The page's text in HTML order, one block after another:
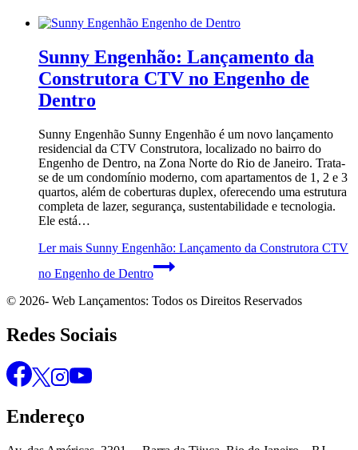
Sunny Engenhão: Lançamento da
Construtora CTV no Engenho de
Dentro
Sunny Engenhão Sunny Engenhão é um novo lançamento
residencial da CTV Construtora, localizado no bairro do
Engenho de Dentro, na Zona Norte do Rio de Janeiro. Trata-
se de um condomínio moderno, com apartamentos de 1, 2 e 3
quartos, além de coberturas duplex, oferecendo uma estrutura
completa de lazer, segurança, sustentabilidade e tecnologia.
Ele está…
Ler mais Sunny Engenhão: Lançamento da Construtora CTV
no Engenho de Dentro
© 2026- Web Lançamentos: Todos os Direitos Reservados
Redes Sociais
Endereço